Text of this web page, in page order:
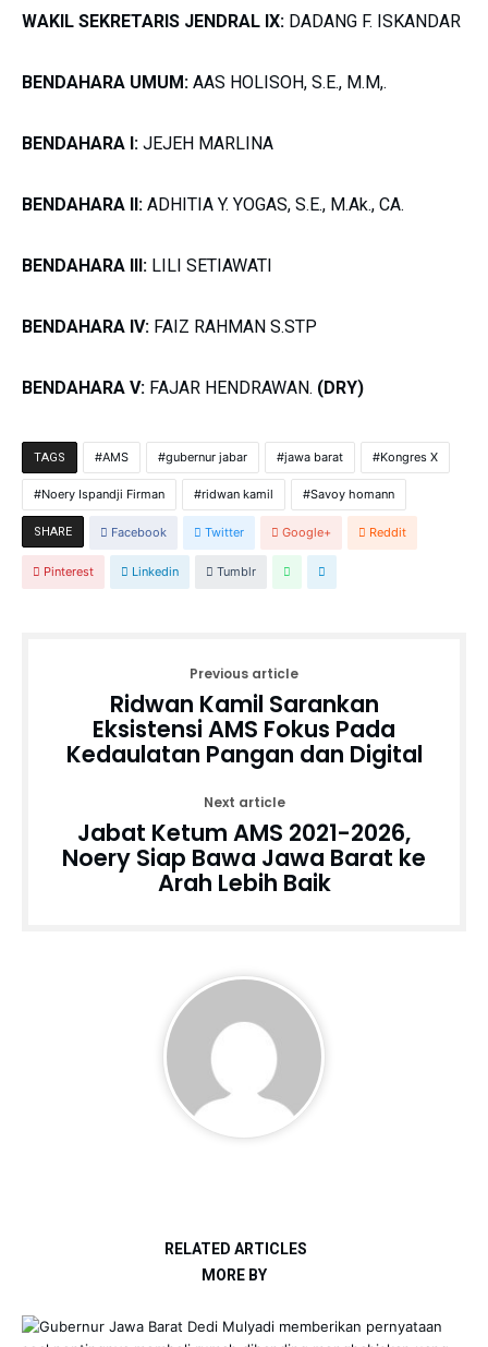
WAKIL SEKRETARIS JENDRAL IX: DADANG F. ISKANDAR
BENDAHARA UMUM: AAS HOLISOH, S.E., M.M,.
BENDAHARA I: JEJEH MARLINA
BENDAHARA II: ADHITIA Y. YOGAS, S.E., M.Ak., CA.
BENDAHARA III: LILI SETIAWATI
BENDAHARA IV: FAIZ RAHMAN S.STP
BENDAHARA V: FAJAR HENDRAWAN. (DRY)
TAGS AMS gubernur jabar jawa barat Kongres X
Noery Ispandji Firman ridwan kamil Savoy homann
SHARE Facebook Twitter Google+ Reddit
Pinterest Linkedin Tumblr
Previous article
Ridwan Kamil Sarankan
Eksistensi AMS Fokus Pada
Kedaulatan Pangan dan Digital
Next article
Jabat Ketum AMS 2021-2026,
Noery Siap Bawa Jawa Barat ke
Arah Lebih Baik
RELATED ARTICLES
MORE BY